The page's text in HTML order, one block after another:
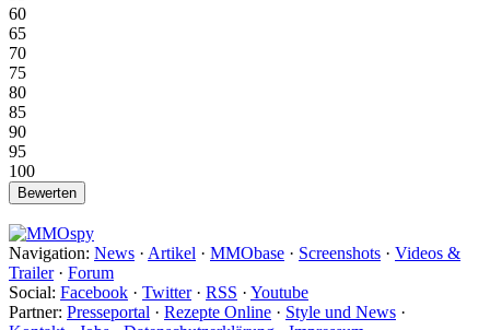
60
65
70
75
80
85
90
95
100
Navigation: News · Artikel · MMObase · Screenshots · Videos &
Trailer· Forum
Social: Facebook · Twitter· RSS · Youtube
Partner: Presseportal · Rezepte Online · Style und News ·